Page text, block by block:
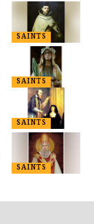
SAINTS
SAINTS
SAINTS
SAINTS